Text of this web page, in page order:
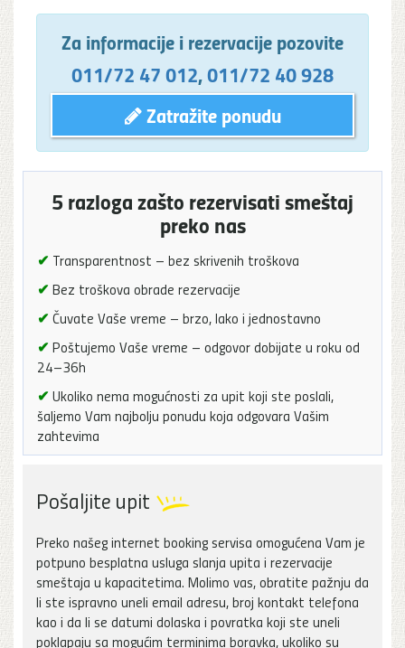
Za informacije i rezervacije pozovite
011/72 47 012,011/72 40 928
Zatražite ponudu
5 razloga zašto rezervisati smeštaj
preko nas
✔ Transparentnost – bez skrivenih troškova
✔ Bez troškova obrade rezervacije
✔ Čuvate Vaše vreme – brzo, lako i jednostavno
✔ Poštujemo Vaše vreme – odgovor dobijate u roku od
24–36h
✔ Ukoliko nema mogućnosti za upit koji ste poslali,
šaljemo Vam najbolju ponudu koja odgovara Vašim
zahtevima
Pošaljite upit
Preko našeg internet booking servisa omogućena Vam je
potpuno besplatna usluga slanja upita i rezervacije
smeštaja u kapacitetima. Molimo vas, obratite pažnju da
li ste ispravno uneli email adresu, broj kontakt telefona
kao i da li se datumi dolaska i povratka koji ste uneli
poklapaju sa mogućim terminima boravka, ukoliko su